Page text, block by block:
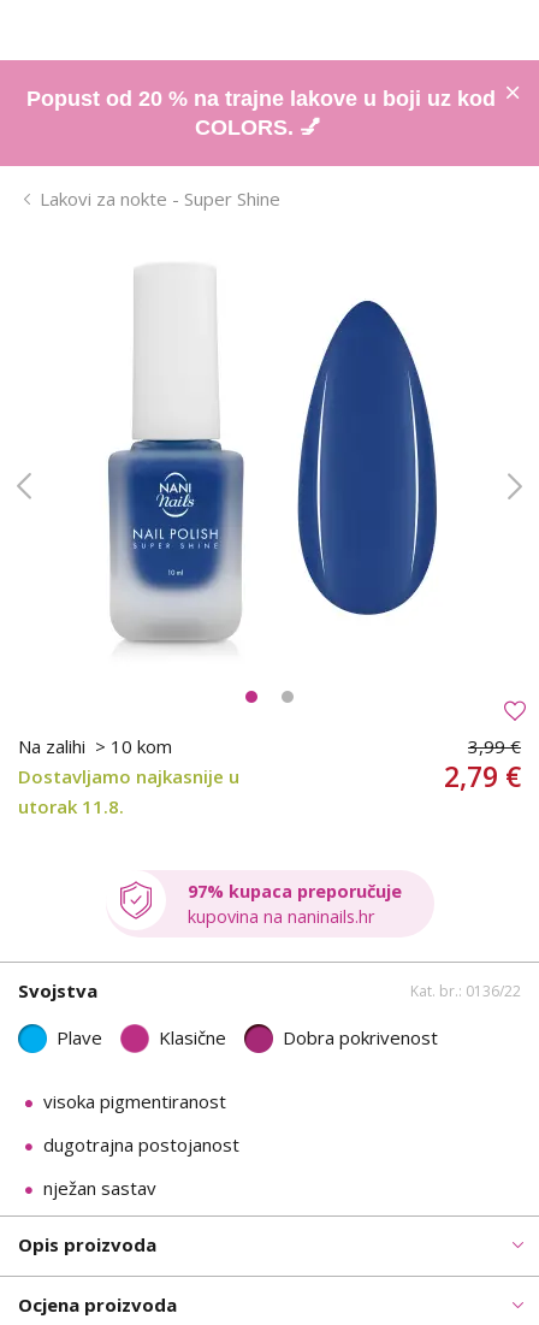
Popust od 20 % na trajne lakove u boji uz kod
COLORS. 💅
Lakovi za nokte - Super Shine
Na zalihi > 10 kom
Dostavljamo najkasnije u
utorak 11.8.
3,99 €
2,79 €
97% kupaca preporučuje
kupovina na naninails.hr
Svojstva Kat. br.: 0136/22
Plave Klasične Dobra pokrivenost
visoka pigmentiranost
dugotrajna postojanost
nježan sastav
Opis proizvoda
Ocjena proizvoda